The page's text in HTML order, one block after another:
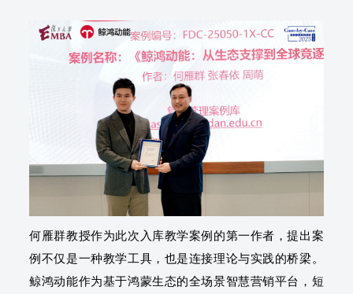
何雁群教授作为此次入库教学案例的第一作者，提出案
例不仅是一种教学工具，也是连接理论与实践的桥梁。
鲸鸿动能作为基于鸿蒙生态的全场景智慧营销平台，短